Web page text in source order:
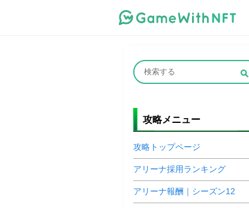
攻略メニュー
攻略トップページ
アリーナ採用ランキング
アリーナ報酬｜シーズン12